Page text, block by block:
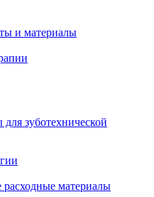
и материалы
зуботехнической
материалы